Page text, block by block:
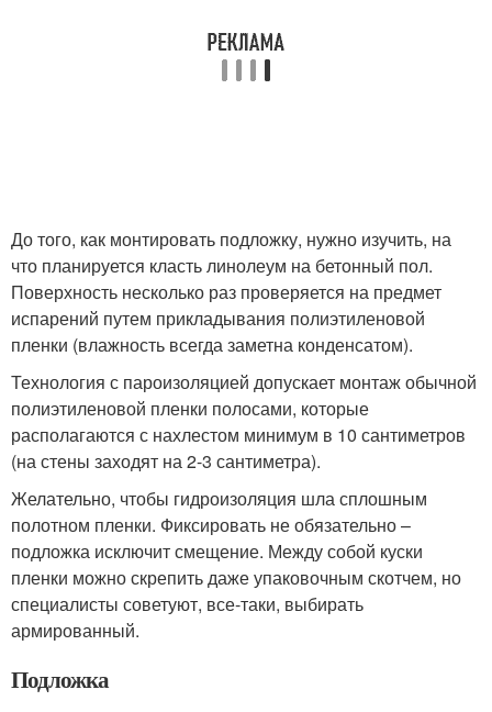
До того, как монтировать подложку, нужно изучить, на
что планируется класть линолеум на бетонный пол.
Поверхность несколько раз проверяется на предмет
испарений путем прикладывания полиэтиленовой
пленки (влажность всегда заметна конденсатом).
Технология с пароизоляцией допускает монтаж обычной
полиэтиленовой пленки полосами, которые
располагаются с нахлестом минимум в 10 сантиметров
(на стены заходят на 2-3 сантиметра).
Желательно, чтобы гидроизоляция шла сплошным
полотном пленки. Фиксировать не обязательно –
подложка исключит смещение. Между собой куски
пленки можно скрепить даже упаковочным скотчем, но
специалисты советуют, все-таки, выбирать
армированный.
Подложка